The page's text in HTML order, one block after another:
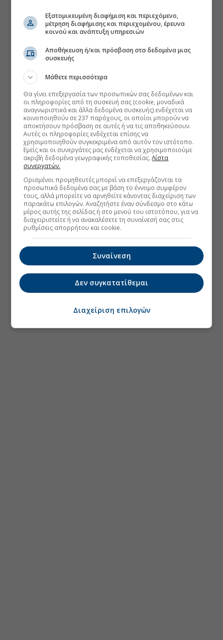
Εξατομικευμένη διαφήμιση και περιεχόμενο,
μέτρηση διαφήμισης και περιεχομένου, έρευνα
κοινού και ανάπτυξη υπηρεσιών
Αποθήκευση ή/και πρόσβαση στα δεδομένα μιας
συσκευής
Μάθετε περισσότερα
Θα γίνει επεξεργασία των προσωπικών σας δεδομένων και
οι πληροφορίες από τη συσκευή σας (cookie, μοναδικά
αναγνωριστικά και άλλα δεδομένα συσκευής) ενδέχεται να
κοινοποιηθούν σε 237 παρόχους, οι οποίοι μπορούν να
αποκτήσουν πρόσβαση σε αυτές ή να τις αποθηκεύσουν.
Αυτές οι πληροφορίες ενδέχεται επίσης να
χρησιμοποιηθούν συγκεκριμένα από αυτόν τον ιστότοπο.
Εμείς και οι συνεργάτες μας ενδέχεται να χρησιμοποιούμε
ακριβή δεδομένα γεωγραφικής τοποθεσίας.Λίστα
συνεργατών.
Ορισμένοι προμηθευτές μπορεί να επεξεργάζονται τα
προσωπικά δεδομένα σας με βάση το έννομο συμφέρον
τους, αλλά μπορείτε να αρνηθείτε κάνοντας διαχείριση των
παρακάτω επιλογών. Αναζητήστε έναν σύνδεσμο στο κάτω
μέρος αυτής της σελίδας ή στο μενού του ιστοτόπου, για να
διαχειριστείτε ή να ανακαλέσετε τη συναίνεσή σας στις
ρυθμίσεις απορρήτου και cookie.
Συναίνεση
Δεν συγκατατίθεμαι
Διαχείριση επιλογών